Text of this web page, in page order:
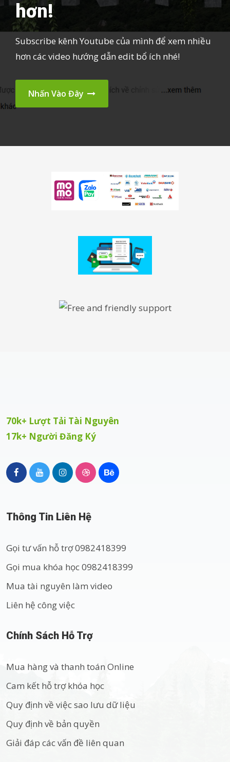
hơn!
Subscribe kênh Youtube của mình để xem nhiều
hơn các video hướng dẫn edit bổ ích nhé!
Nhấn Vào Đây
70k+ Lượt Tải Tài Nguyên
17k+ Người Đăng Ký
Thông Tin Liên Hệ
Gọi tư vấn hỗ trợ 0982418399
Gọi mua khóa học 0982418399
Mua tài nguyên làm video
Liên hệ công việc
Chính Sách Hỗ Trợ
Mua hàng và thanh toán Online
Cam kết hỗ trợ khóa học
Quy định về việc sao lưu dữ liệu
Quy định về bản quyền
Giải đáp các vấn đề liên quan